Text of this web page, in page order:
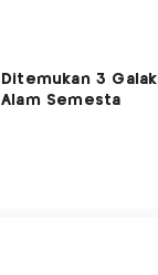
Ditemukan 3
Alam Semesta